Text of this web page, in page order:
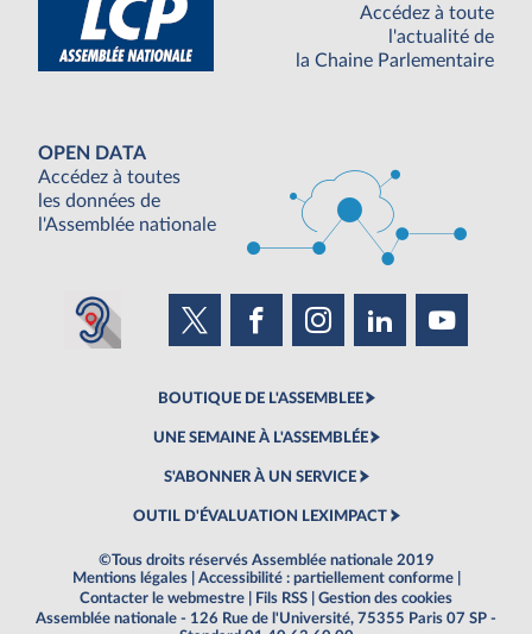
Accédez à toute
l'actualité de
la Chaine Parlementaire
OPEN DATA
Accédez à toutes
les données de
l'Assemblée nationale
BOUTIQUE DE L'ASSEMBLEE
UNE SEMAINE À L'ASSEMBLÉE
S'ABONNER À UN SERVICE
OUTIL D'ÉVALUATION LEXIMPACT
©Tous droits réservés Assemblée nationale 2019
Mentions légales
Accessibilité : partiellement conforme
Contacter le webmestre
Fils RSS
Gestion des cookies
Assemblée nationale - 126 Rue de l'Université, 75355 Paris 07 SP -